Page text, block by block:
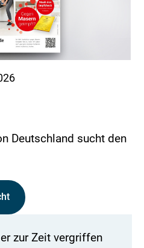
Deutschland sucht den
zur Zeit vergriffen